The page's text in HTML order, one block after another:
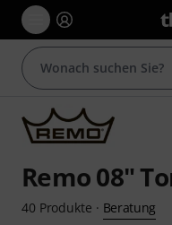
Remo 08"
40 Produkte · Beratung